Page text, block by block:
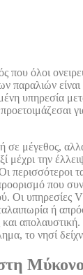
όλοι
παραλιών
υπηρεσία
σε μέγεθος,
μέχρι την
περισσότεροι
που
Οι υπηρεσίες
ή
το νησί
Μύκονο